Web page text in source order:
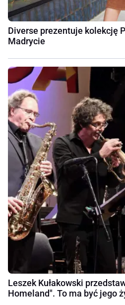
Diverse prezentuje kolekcję
Madrycie
Leszek Kułakowski
Homeland". To ma być jego